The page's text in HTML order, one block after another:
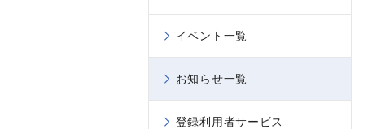
イベント一覧
お知らせ一覧
登録利用者サービス